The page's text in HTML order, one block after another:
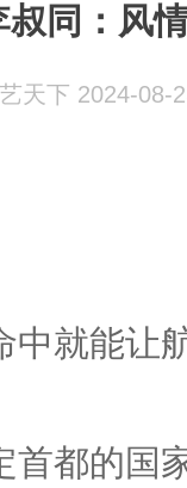
叔同：风
天下 2024-08-
中就能让
首都的国